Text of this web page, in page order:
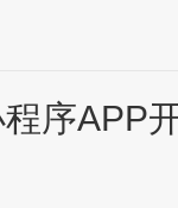
序APP